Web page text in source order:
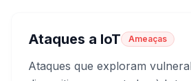
Ataques a IoT Ameaças
Ataques que exploram